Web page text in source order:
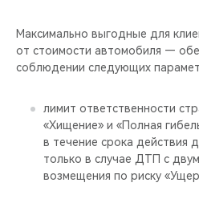
Максимально выгодные для
от стоимости автомобиля —
соблюдении следующих
лимит ответственности
«Хищение» и «Полная
в течение срока действия
только в случае ДТП с
возмещения по риску